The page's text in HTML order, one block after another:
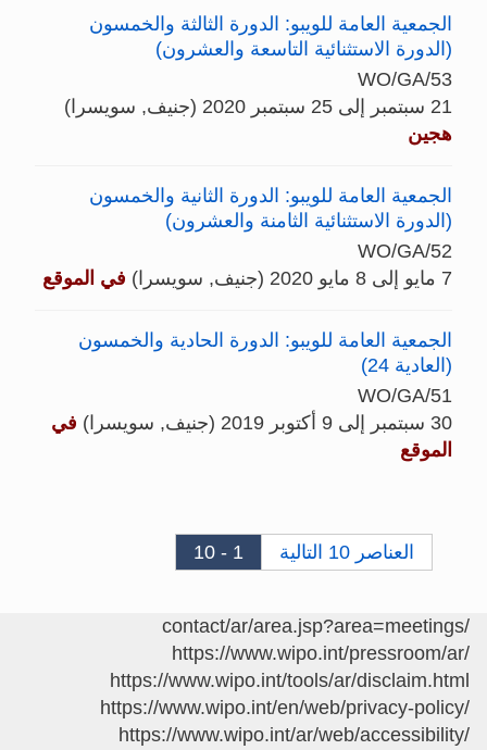
الجمعية العامة للويبو: الدورة الثالثة والخمسون
(الدورة الاستثنائية التاسعة والعشرون)
WO/GA/53
21 سبتمبر إلى 25 سبتمبر 2020 (جنيف, سويسرا)
هجين
الجمعية العامة للويبو: الدورة الثانية والخمسون
(الدورة الاستثنائية الثامنة والعشرون)
WO/GA/52
7 مايو إلى 8 مايو 2020 (جنيف, سويسرا)
في الموقع
الجمعية العامة للويبو: الدورة الحادية والخمسون
(العادية 24)
WO/GA/51
30 سبتمبر إلى 9 أكتوبر 2019 (جنيف, سويسرا)
في
الموقع
1 - 10 العناصر 10 التالية
/contact/ar/area.jsp?area=meetings
https://www.wipo.int/pressroom/ar/
https://www.wipo.int/tools/ar/disclaim.html
https://www.wipo.int/en/web/privacy-policy/
https://www.wipo.int/ar/web/accessibility/